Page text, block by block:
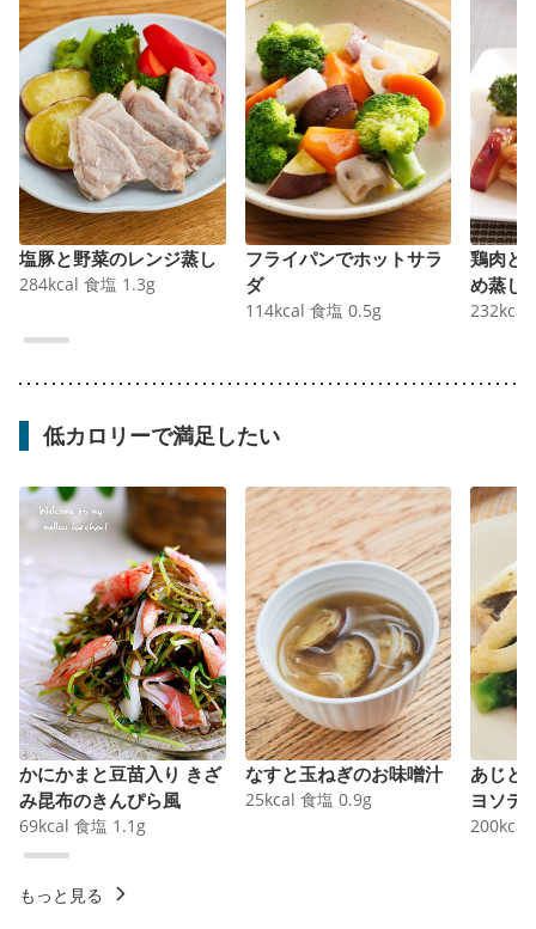
塩豚と野菜のレンジ蒸し
284kcal 食塩 1.3g
フライパンでホットサラ
ダ
114kcal 食塩 0.5g
鶏肉と
め蒸し
232kcal
低カロリーで満足したい
かにかまと豆苗入り きざ
み昆布のきんぴら風
69kcal 食塩 1.1 g
なすと玉ねぎのお味噌汁
25kcal 食塩 0.9g
あじと
ヨソテ
200kcal
もっと見る